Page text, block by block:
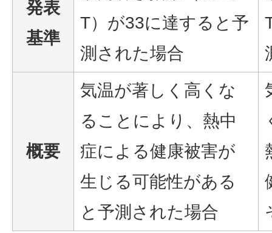
発表
基準
T）が33に達すると予
測された場合
概要
気温が著しく高くな
ることにより、熱中
症による健康被害が
生じる可能性がある
と予測された場合